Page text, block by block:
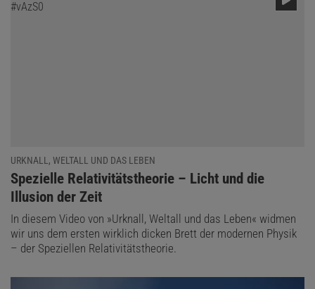
URKNALL, WELTALL UND DAS LEBEN
:
Spezielle Relativitätstheorie – Licht und die
Illusion der Zeit
In diesem Video von »Urknall, Weltall und das Leben« widmen
wir uns dem ersten wirklich dicken Brett der modernen Physik
– der Speziellen Relativitätstheorie.